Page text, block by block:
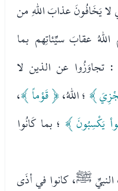
لا يَخَافُونَ عذابَ اللهِ من
اللهُ عقابَ سيِّئاتِهم بما
تجاوَزُوا عن الذين لا
﴾ ؛ اللهُ،﴿ قَوْماً ﴾،
يَكْسِبُونَ ﴾ ؛ بما كَانُوا
ﷺ، كانوا في أذَى